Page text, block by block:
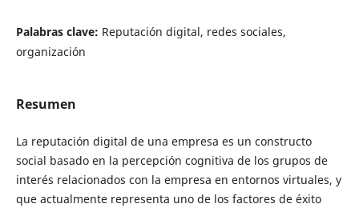
Palabras clave: Reputación digital, redes sociales,
organización
Resumen
La reputación digital de una empresa es un constructo
social basado en la percepción cognitiva de los grupos de
interés relacionados con la empresa en entornos virtuales, y
que actualmente representa uno de los factores de éxito